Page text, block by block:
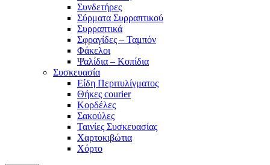
Συνδετήρες
Σύρματα Συρραπτικού
Συρραπτικά
Σφραγίδες – Ταμπόν
Φάκελοι
Ψαλίδια – Κοπίδια
Συσκευασία
Είδη Περιτυλίγματος
Θήκες courier
Κορδέλες
Σακούλες
Ταινίες Συσκευασίας
Χαρτοκιβώτια
Χόρτο